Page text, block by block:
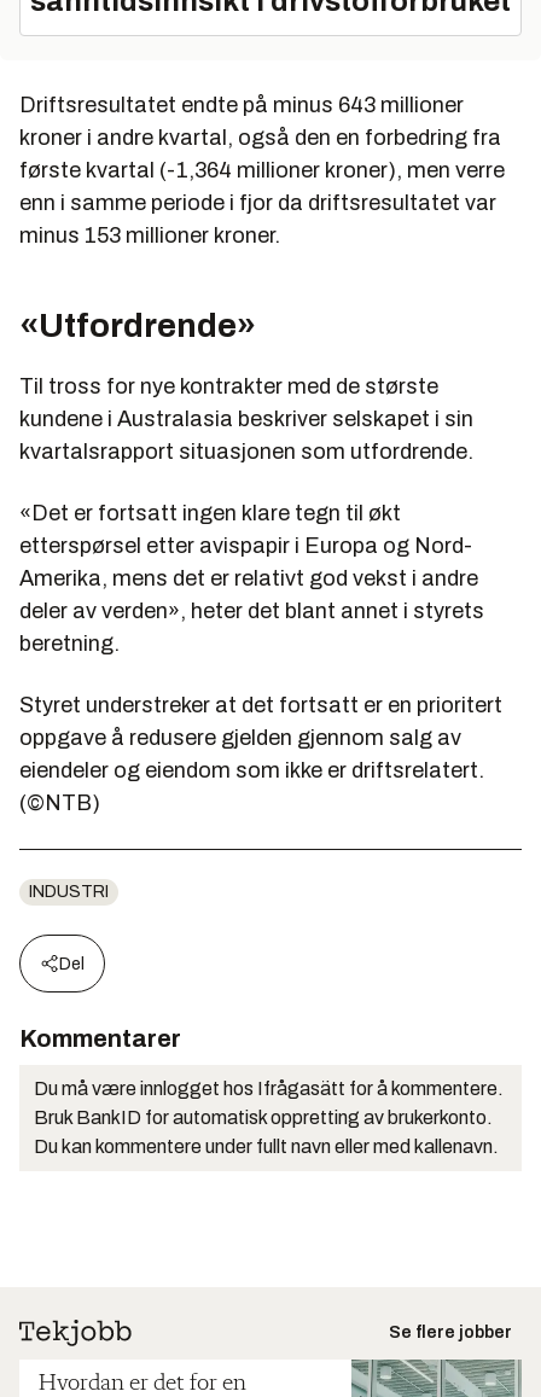
Driftsresultatet endte på minus 643 millioner
kroner i andre kvartal, også den en forbedring fra
første kvartal (-1,364 millioner kroner), men verre
enn i samme periode i fjor da driftsresultatet var
minus 153 millioner kroner.
«Utfordrende»
Til tross for nye kontrakter med de største
kundene i Australasia beskriver selskapet i sin
kvartalsrapport situasjonen som utfordrende.
«Det er fortsatt ingen klare tegn til økt
etterspørsel etter avispapir i Europa og Nord-
Amerika, mens det er relativt god vekst i andre
deler av verden», heter det blant annet i styrets
beretning.
Styret understreker at det fortsatt er en prioritert
oppgave å redusere gjelden gjennom salg av
eiendeler og eiendom som ikke er driftsrelatert.
(©NTB)
INDUSTRI
Del
Kommentarer
Du må være innlogget hos Ifrågasätt for å kommentere.
Bruk BankID for automatisk oppretting av brukerkonto.
Du kan kommentere under fullt navn eller med kallenavn.
Se flere jobber
Hvordan er det for en